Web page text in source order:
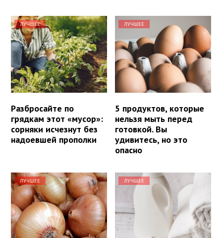
ЛУЧШЕЕ
Разбросайте по
грядкам этот «мусор»:
сорняки исчезнут без
надоевшей прополки
ЛУЧШЕЕ
5 продуктов, которые
нельзя мыть перед
готовкой. Вы
удивитесь, но это
опасно
ЛУЧШЕЕ ЛУЧШЕЕ